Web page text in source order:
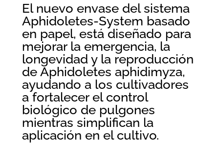
El nuevo envase del sistema
Aphidoletes-System basado
en papel, está diseñado para
mejorar la emergencia, la
longevidad y la reproducción
de Aphidoletes aphidimyza,
ayudando a los cultivadores
a fortalecer el control
biológico de pulgones
mientras simplifican la
aplicación en el cultivo.